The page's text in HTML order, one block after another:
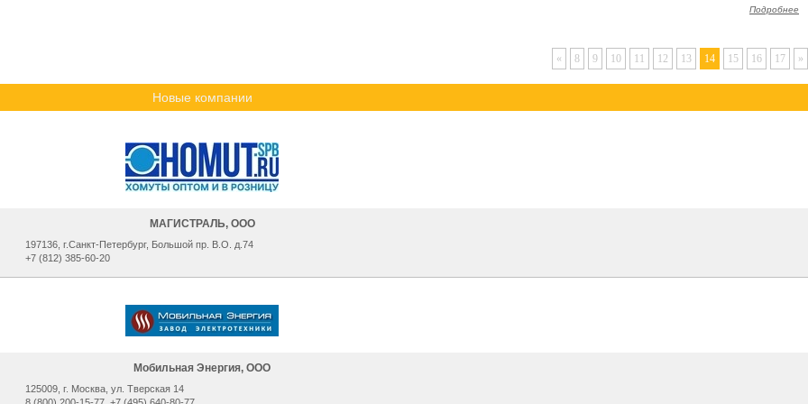
Подробнее
« 8 9 10 11 12 13 14 15 16 17 »
Новые компании
МАГИСТРАЛЬ, ООО
197136, г.Санкт-Петербург, Большой пр. В.О. д.74
+7 (812) 385-60-20
Мобильная Энергия, ООО
125009, г. Москва, ул. Тверская 14